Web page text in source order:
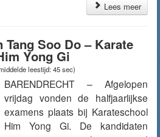
Lees meer
Tang Soo Do – Karate
Yong Gi
leestijd: 45 sec)
BARENDRECHT – Afgelopen
vrijdag vonden de halfjaarlijkse
examens plaats bij Karateschool
Him Yong Gi. De kandidaten